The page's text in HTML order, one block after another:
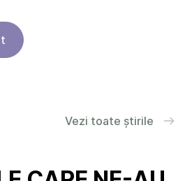
Vezi toate știrile